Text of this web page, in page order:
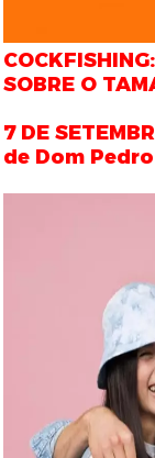
SOBRE O
7 DE
de Dom